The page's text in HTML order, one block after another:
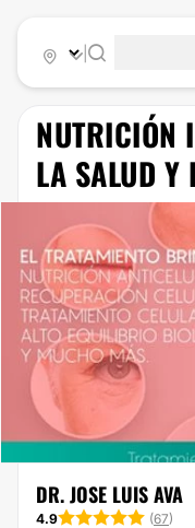
NUTRICIÓN
LA SALUD Y
DR. JOSE LUIS AVA
4.9 (67)